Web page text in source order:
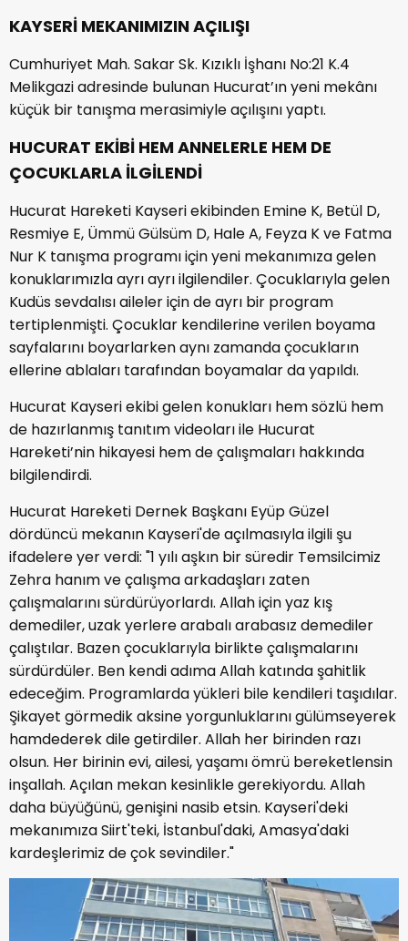
KAYSERİ MEKANIMIZIN AÇILIŞI
Cumhuriyet Mah. Sakar Sk. Kızıklı İşhanı No:21 K.4
Melikgazi adresinde bulunan Hucurat’ın yeni mekânı
küçük bir tanışma merasimiyle açılışını yaptı.
HUCURAT EKİBİ HEM ANNELERLE HEM DE
ÇOCUKLARLA İLGİLENDİ
Hucurat Hareketi Kayseri ekibinden Emine K, Betül D,
Resmiye E, Ümmü Gülsüm D, Hale A, Feyza K ve Fatma
Nur K tanışma programı için yeni mekanımıza gelen
konuklarımızla ayrı ayrı ilgilendiler. Çocuklarıyla gelen
Kudüs sevdalısı aileler için de ayrı bir program
tertiplenmişti. Çocuklar kendilerine verilen boyama
sayfalarını boyarlarken aynı zamanda çocukların
ellerine ablaları tarafından boyamalar da yapıldı.
Hucurat Kayseri ekibi gelen konukları hem sözlü hem
de hazırlanmış tanıtım videoları ile Hucurat
Hareketi’nin hikayesi hem de çalışmaları hakkında
bilgilendirdi.
Hucurat Hareketi Dernek Başkanı Eyüp Güzel
dördüncü mekanın Kayseri'de açılmasıyla ilgili şu
ifadelere yer verdi: "1 yılı aşkın bir süredir Temsilcimiz
Zehra hanım ve çalışma arkadaşları zaten
çalışmalarını sürdürüyorlardı. Allah için yaz kış
demediler, uzak yerlere arabalı arabasız demediler
çalıştılar. Bazen çocuklarıyla birlikte çalışmalarını
sürdürdüler. Ben kendi adıma Allah katında şahitlik
edeceğim. Programlarda yükleri bile kendileri taşıdılar.
Şikayet görmedik aksine yorgunluklarını gülümseyerek
hamdederek dile getirdiler. Allah her birinden razı
olsun. Her birinin evi, ailesi, yaşamı ömrü bereketlensin
inşallah. Açılan mekan kesinlikle gerekiyordu. Allah
daha büyüğünü, genişini nasib etsin. Kayseri'deki
mekanımıza Siirt'teki, İstanbul'daki, Amasya'daki
kardeşlerimiz de çok sevindiler."